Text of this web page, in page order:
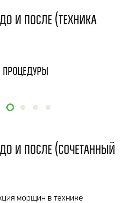
и после (техника
процедуры
и после (сочетанный
морщин в технике